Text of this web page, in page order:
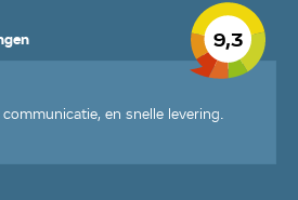
9,3
en snelle levering.